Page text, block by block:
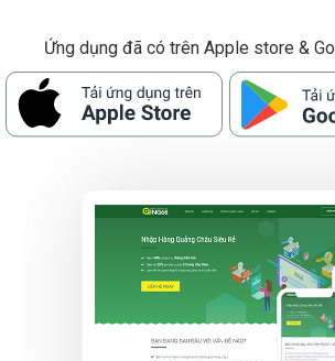
Ứng dụng đã có trên Apple store &